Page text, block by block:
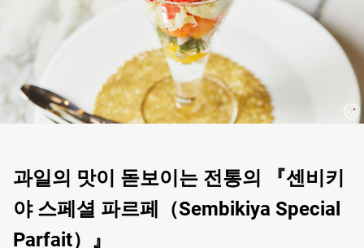
과일의 맛이 돋보이는 전통의 『센비키
야 스페셜 파르페（Sembikiya Special
Parfait）』